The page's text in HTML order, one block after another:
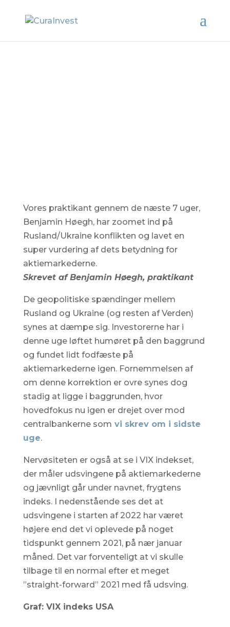
Vores praktikant gennem de næste 7 uger,
Benjamin Høegh, har zoomet ind på
Rusland/Ukraine konflikten og lavet en
super vurdering af dets betydning for
aktiemarkederne.
Skrevet af Benjamin Høegh, praktikant
De geopolitiske spændinger mellem
Rusland og Ukraine (og resten af Verden)
synes at dæmpe sig. Investorerne har i
denne uge løftet humøret på den baggrund
og fundet lidt fodfæste på
aktiemarkederne igen. Fornemmelsen af
om denne korrektion er ovre synes dog
stadig at ligge i baggrunden, hvor
hovedfokus nu igen er drejet over mod
centralbankerne som vi skrev om i sidste
uge.
Nervøsiteten er også at se i VIX indekset,
der måler udsvingene på aktiemarkederne
og jævnligt går under navnet, frygtens
indeks. I nedenstående ses det at
udsvingene i starten af 2022 har været
højere end det vi oplevede på noget
tidspunkt gennem 2021, på nær januar
måned. Det var forventeligt at vi skulle
tilbage til en normal efter et meget
”straight-forward” 2021 med få udsving.
Graf: VIX indeks USA